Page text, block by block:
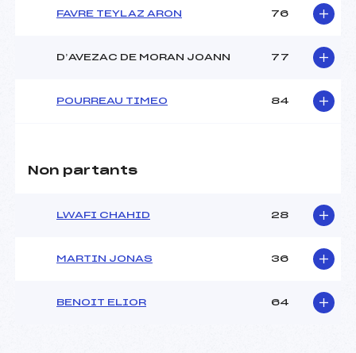
FAVRE TEYLAZ ARON 76
D’AVEZAC DE MORAN JOANN 77
POURREAU TIMEO 84
Non partants
LWAFI CHAHID 28
MARTIN JONAS 36
BENOIT ELIOR 64